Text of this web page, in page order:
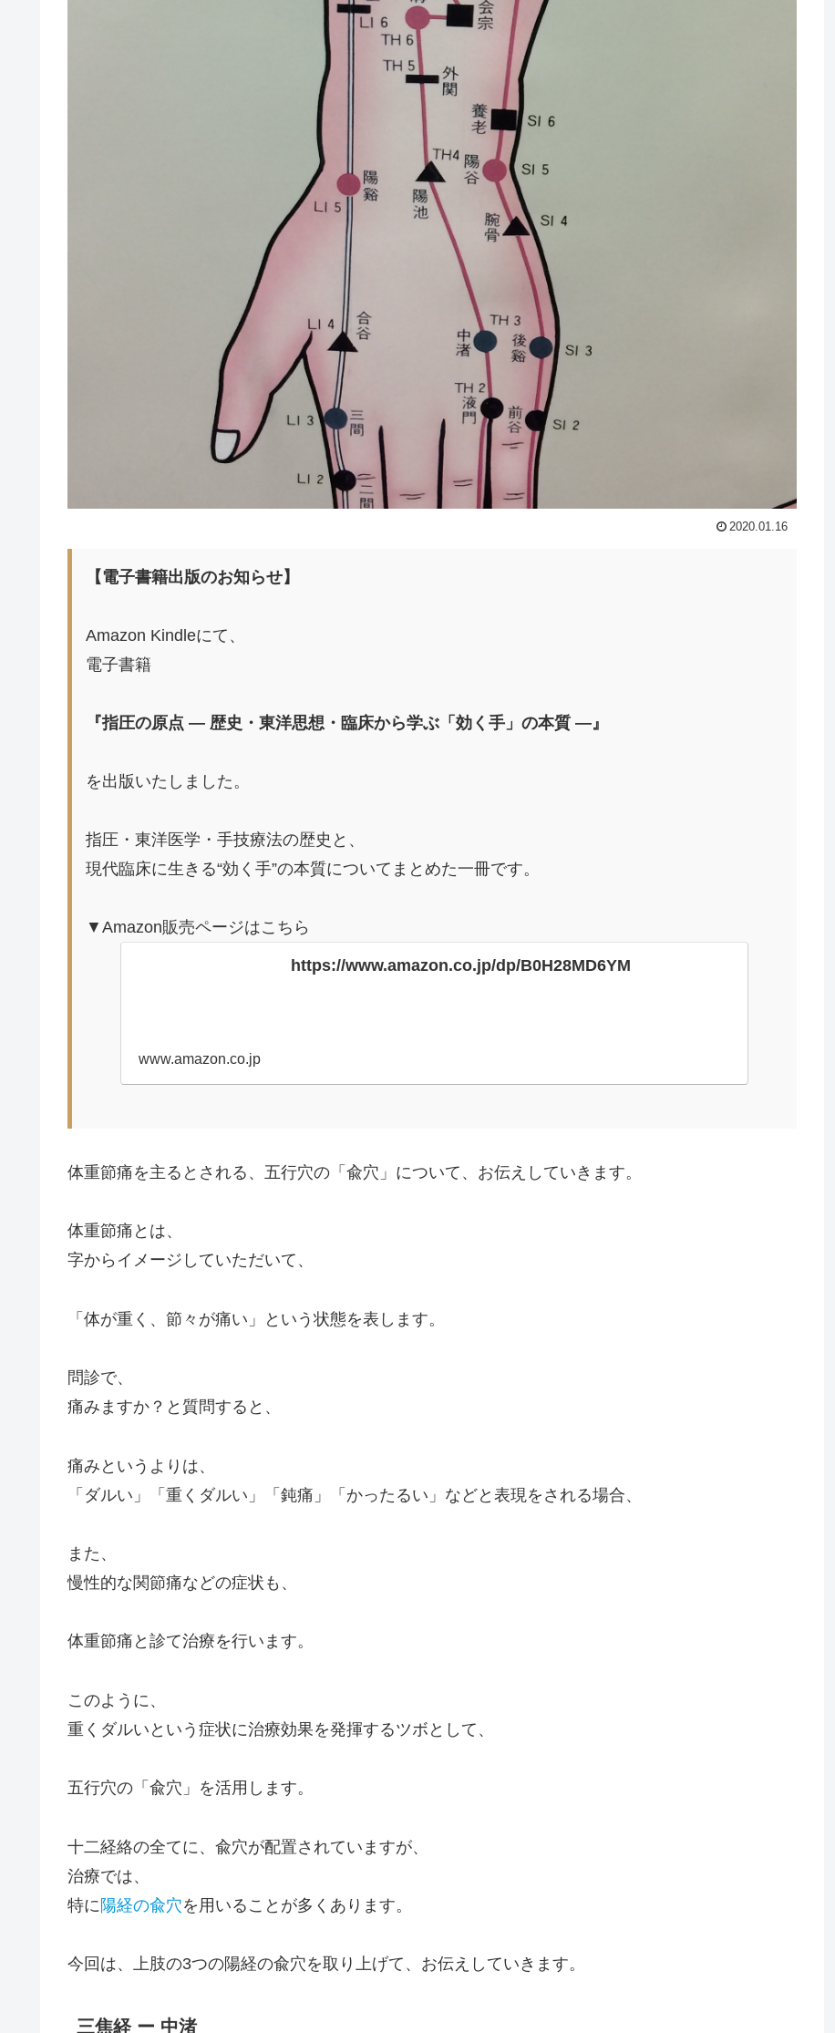
2020.01.16
【電子書籍出版のお知らせ】
Amazon Kindleにて、
電子書籍
『指圧の原点 ― 歴史・東洋思想・臨床から学ぶ「効く手」の本質 ―』
を出版いたしました。
指圧・東洋医学・手技療法の歴史と、
現代臨床に生きる“効く手”の本質についてまとめた一冊です。
▼Amazon販売ページはこちら
https://www.amazon.co.jp/dp/B0H28MD6YM
www.amazon.co.jp
体重節痛を主るとされる、五行穴の「兪穴」について、お伝えしていきます。
体重節痛 とは、
字からイメージしていただいて、
「体が重く、節々が痛い」という状態を表します。
問診で、
痛みますか？と質問すると、
痛みというよりは、
「ダルい」「重くダルい」「鈍痛」「かったるい」などと表現をされる場合、
また、
慢性的な関節痛などの症状も、
体重節痛と診て治療を行います。
このように、
重くダルいという症状に治療効果を発揮するツボとして、
五行穴の「 兪穴 」を活用します。
十二経絡の全てに、兪穴が配置されていますが、
治療では、
特に陽経の兪穴を用いることが多くあります。
今回は、上肢の3つの陽経の兪穴を取り上げて、お伝えしていきます。
三焦経 ー 中渚